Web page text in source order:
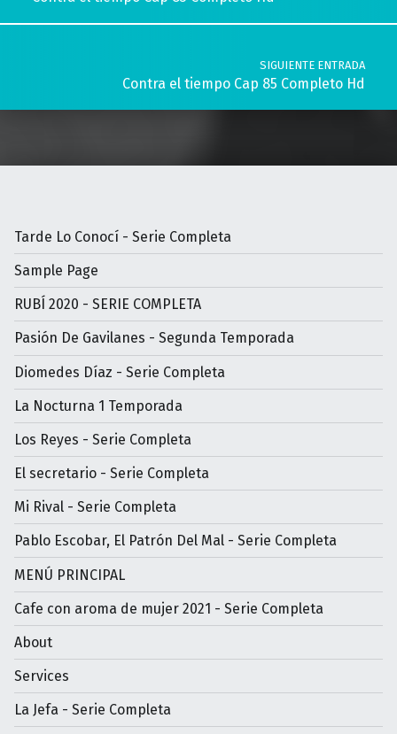
SIGUIENTE ENTRADA
Contra el tiempo Cap 85 Completo Hd
Tarde Lo Conocí - Serie Completa
Sample Page
RUBÍ 2020 - SERIE COMPLETA
Pasión De Gavilanes - Segunda Temporada
Diomedes Díaz - Serie Completa
La Nocturna 1 Temporada
Los Reyes - Serie Completa
El secretario - Serie Completa
Mi Rival - Serie Completa
Pablo Escobar, El Patrón Del Mal - Serie Completa
MENÚ PRINCIPAL
Cafe con aroma de mujer 2021 - Serie Completa
About
Services
La Jefa - Serie Completa